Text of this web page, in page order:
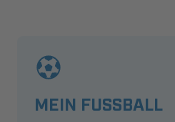
MEIN FUSSBALL